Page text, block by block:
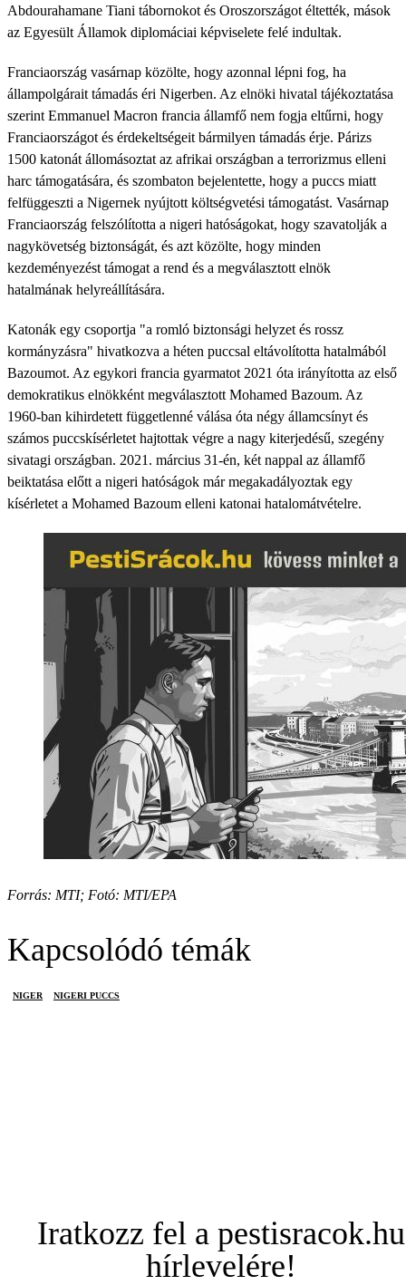
Abdourahamane Tiani tábornokot és Oroszországot éltették, mások
az Egyesült Államok diplomáciai képviselete felé indultak.
Franciaország vasárnap közölte, hogy azonnal lépni fog, ha
állampolgárait támadás éri Nigerben. Az elnöki hivatal tájékoztatása
szerint Emmanuel Macron francia államfő nem fogja eltűrni, hogy
Franciaországot és érdekeltségeit bármilyen támadás érje. Párizs
1500 katonát állomásoztat az afrikai országban a terrorizmus elleni
harc támogatására, és szombaton bejelentette, hogy a puccs miatt
felfüggeszti a Nigernek nyújtott költségvetési támogatást. Vasárnap
Franciaország felszólította a nigeri hatóságokat, hogy szavatolják a
nagykövetség biztonságát, és azt közölte, hogy minden
kezdeményezést támogat a rend és a megválasztott elnök
hatalmának helyreállítására.
Katonák egy csoportja "a romló biztonsági helyzet és rossz
kormányzásra" hivatkozva a héten puccsal eltávolította hatalmából
Bazoumot. Az egykori francia gyarmatot 2021 óta irányította az első
demokratikus elnökként megválasztott Mohamed Bazoum. Az
1960-ban kihirdetett függetlenné válása óta négy államcsínyt és
számos puccskísérletet hajtottak végre a nagy kiterjedésű, szegény
sivatagi országban. 2021. március 31-én, két nappal az államfő
beiktatása előtt a nigeri hatóságok már megakadályoztak egy
kísérletet a Mohamed Bazoum elleni katonai hatalomátvételre.
Forrás: MTI; Fotó: MTI/EPA
Kapcsolódó témák
NIGER NIGERI PUCCS
Iratkozz fel a pestisracok.hu
hírlevelére!